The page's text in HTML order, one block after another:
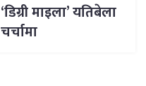
‘डिग्री माइला’ यतिबेला
चर्चामा